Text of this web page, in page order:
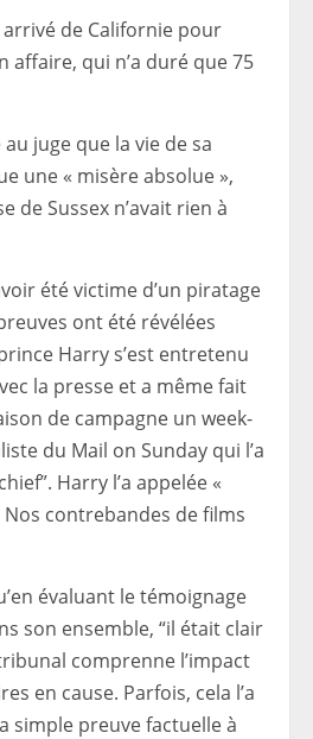
de Californie pour
affaire, qui n’a duré que 75
juge que la vie de sa
une « misère absolue »,
de Sussex n’avait rien à
été victime d’un piratage
ont été révélées
Harry s’est entretenu
la presse et a même fait
de campagne un week-
du Mail on Sunday qui l’a
Harry l’a appelée «
Nos contrebandes de films
évaluant le témoignage
son ensemble, “il était clair
comprenne l’impact
en cause. Parfois, cela l’a
simple preuve factuelle à